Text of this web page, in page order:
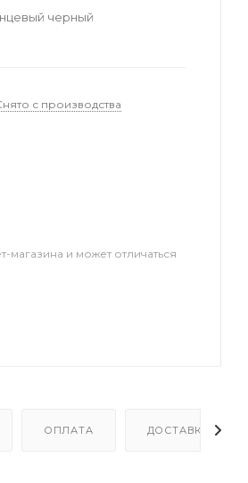
черный
с производства
магазина и может отличаться
ОПЛАТА ДОСТАВКА